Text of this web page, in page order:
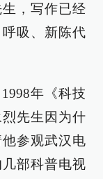
，写作已经
吸、新陈代
年《科技
先生因为什
参观武汉电
部科普电视